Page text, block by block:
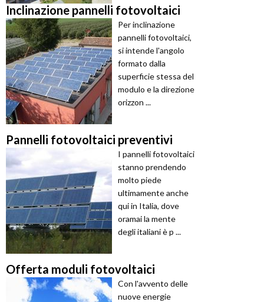
Inclinazione pannelli fotovoltaici
Per inclinazione
pannelli fotovoltaici,
si intende l'angolo
formato dalla
superficie stessa del
modulo e la direzione
orizzon ...
Pannelli fotovoltaici preventivi
I pannelli fotovoltaici
stanno prendendo
molto piede
ultimamente anche
qui in Italia, dove
oramai la mente
degli italiani è p ...
Offerta moduli fotovoltaici
Con l'avvento delle
nuove energie